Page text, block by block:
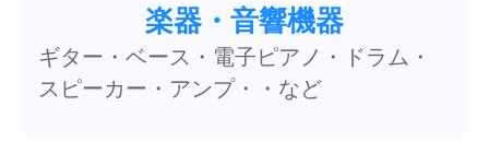
楽器・音響機器
ギター・ベース・電子ピアノ・ドラム・
スピーカー・アンプ・・など